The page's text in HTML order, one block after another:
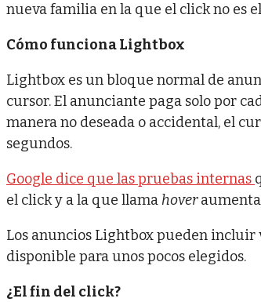
nueva familia en la que el click no es
Cómo funciona Lightbox
Lightbox es un bloque normal de
cursor. El anunciante paga solo por
manera no deseada o accidental, el
segundos.
Google dice que las pruebas internas
el click y a la que llama hoveraumenta
Los anuncios Lightbox pueden incluir
disponible para unos pocos elegidos.
¿El fin del click?